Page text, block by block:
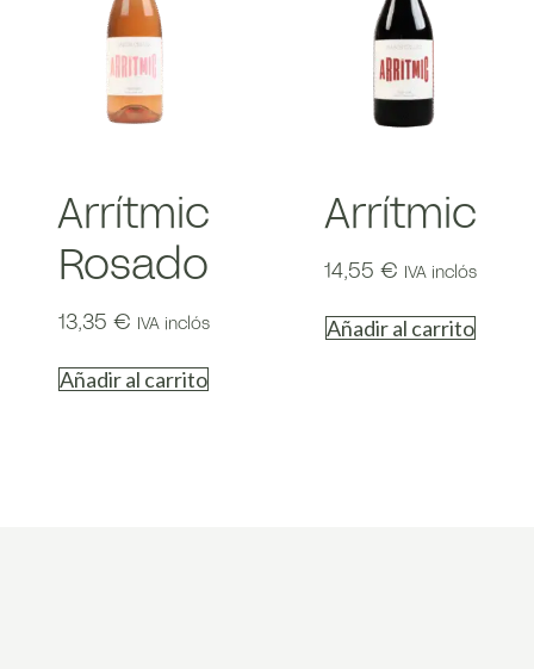
Arrítmic
Rosado
13,35 € IVA inclós
Añadir al carrito
Arrítmic
14,55 € IVA inclós
Añadir al carrito